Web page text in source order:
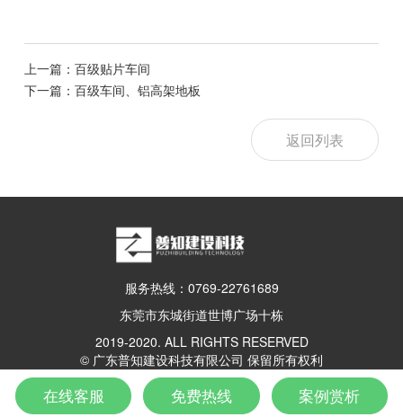
上一篇：百级贴片车间
下一篇：百级车间、铝高架地板
返回列表
服务热线：0769-22761689
东莞市东城街道世博广场十栋
2019-2020. ALL RIGHTS RESERVED
© 广东普知建设科技有限公司 保留所有权利
粤ICP备19111901号
在线客服 免费热线 案例赏析